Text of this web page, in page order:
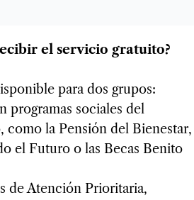
el servicio gratuito?
para dos grupos:
programas sociales del
la Pensión del Bienestar,
el Futuro o las Becas Benito
de Atención Prioritaria,